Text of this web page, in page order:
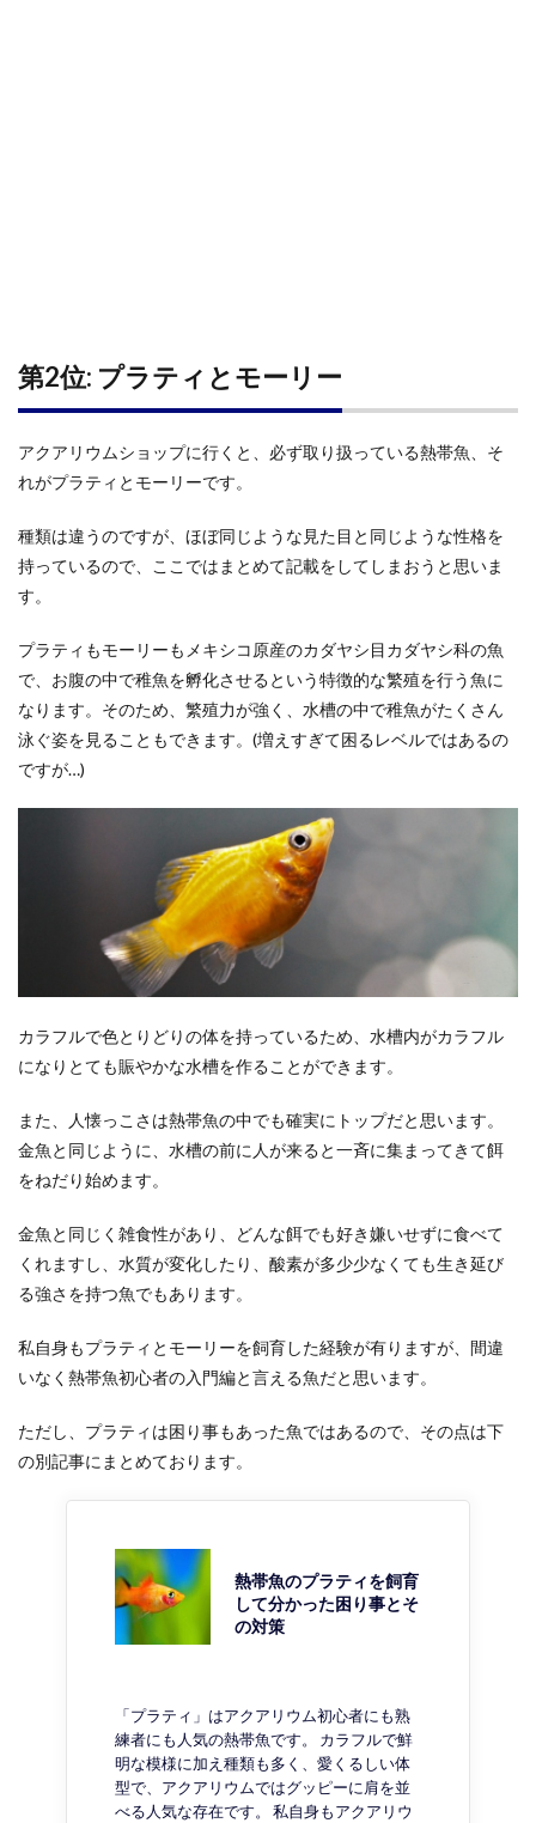
第2位: プラティとモーリー
アクアリウムショップに行くと、必ず取り扱っている熱帯魚、そ
れがプラティとモーリーです。
種類は違うのですが、ほぼ同じような見た目と同じような性格を
持っているので、ここではまとめて記載をしてしまおうと思いま
す。
プラティもモーリーもメキシコ原産のカダヤシ目カダヤシ科の魚
で、お腹の中で稚魚を孵化させるという特徴的な繁殖を行う魚に
なります。そのため、繁殖力が強く、水槽の中で稚魚がたくさん
泳ぐ姿を見ることもできます。(増えすぎて困るレベルではあるの
ですが…)
カラフルで色とりどりの体を持っているため、水槽内がカラフル
になりとても賑やかな水槽を作ることができます。
また、人懐っこさは熱帯魚の中でも確実にトップだと思います。
金魚と同じように、水槽の前に人が来ると一斉に集まってきて餌
をねだり始めます。
金魚と同じく雑食性があり、どんな餌でも好き嫌いせずに食べて
くれますし、水質が変化したり、酸素が多少少なくても生き延び
る強さを持つ魚でもあります。
私自身もプラティとモーリーを飼育した経験が有りますが、間違
いなく熱帯魚初心者の入門編と言える魚だと思います。
ただし、プラティは困り事もあった魚ではあるので、その点は下
の別記事にまとめております。
熱帯魚のプラティを飼育
して分かった困り事とそ
の対策
「プラティ」はアクアリウム初心者にも熟
練者にも人気の熱帯魚です。 カラフルで鮮
明な模様に加え種類も多く、愛くるしい体
型で、アクアリウムではグッピーに肩を並
べる人気な存在です。 私自身もアクアリウ